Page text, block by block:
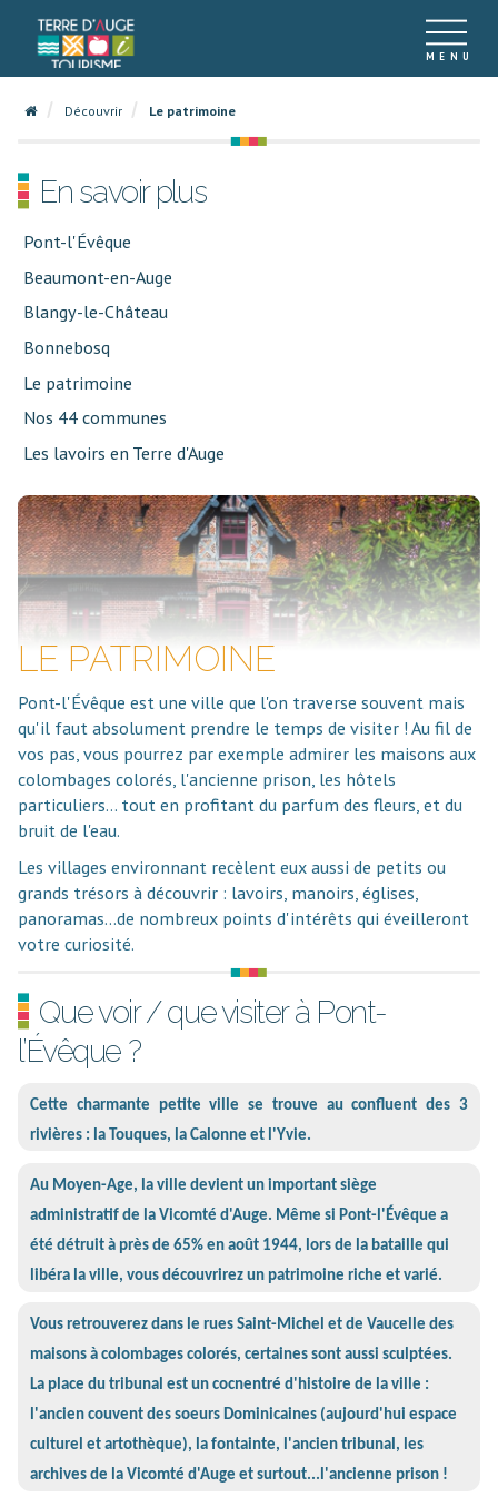
Découvrir Le patrimoine
En savoir plus
Pont-l'Évêque
Beaumont-en-Auge
Blangy-le-Château
Bonnebosq
Le patrimoine
Nos 44 communes
Les lavoirs en Terre d'Auge
LE PATRIMOINE
Pont-l'Évêque est une ville que l'on traverse souvent mais
qu'il faut absolument prendre le temps de visiter ! Au fil de
vos pas, vous pourrez par exemple admirer les maisons aux
colombages colorés, l'ancienne prison, les hôtels
particuliers... tout en profitant du parfum des fleurs, et du
bruit de l'eau.
Les villages environnant recèlent eux aussi de petits ou
grands trésors à découvrir : lavoirs, manoirs, églises,
panoramas...de nombreux points d'intérêts qui éveilleront
votre curiosité.
Que voir / que visiter à Pont-
l’Évêque ?
Cette charmante petite ville se trouve au confluent des 3
rivières : la Touques, la Calonne et l'Yvie.
Au Moyen-Age, la ville devient un important siège
administratif de la Vicomté d'Auge. Même si Pont-l'Évêque a
été détruit à près de 65% en août 1944, lors de la bataille qui
libéra la ville, vous découvrirez un patrimoine riche et varié.
Vous retrouverez dans le rues Saint-Michel et de Vaucelle des
maisons à colombages colorés, certaines sont aussi sculptées.
La place du tribunal est un cocnentré d'histoire de la ville :
l'ancien couvent des soeurs Dominicaines (aujourd'hui espace
culturel et artothèque), la fontainte, l'ancien tribunal, les
archives de la Vicomté d'Auge et surtout...l'ancienne prison !